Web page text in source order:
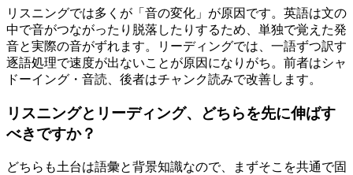
リスニングでは多くが「音の変化」が原因です。英語は文の
中で音がつながったり脱落したりするため、単独で覚えた発
音と実際の音がずれます。リーディングでは、一語ずつ訳す
逐語処理で速度が出ないことが原因になりがち。前者はシャ
ドーイング・音読、後者はチャンク読みで改善します。
リスニングとリーディング、どちらを先に伸ばす
べきですか？
どちらも土台は語彙と背景知識なので、まずそこを共通で固